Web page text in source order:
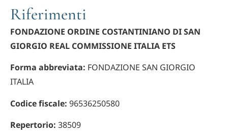
Riferimenti
FONDAZIONE ORDINE COSTANTINIANO DI SAN
GIORGIO REAL COMMISSIONE ITALIA ETS
Forma abbreviata: FONDAZIONE SAN GIORGIO
ITALIA
Codice fiscale: 965​36250​580
Repertorio: 38509